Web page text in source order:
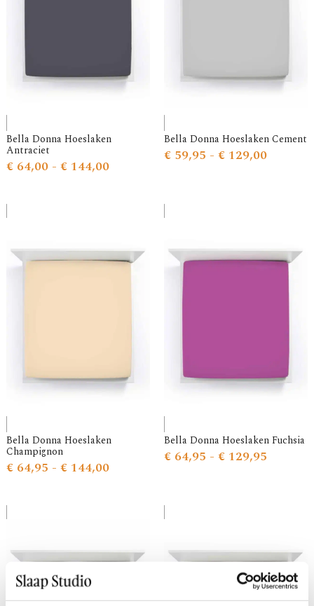
Bella Donna Hoeslaken
Antraciet
€64,00 - €144,00
Bella Donna Hoeslaken Cement
€ 59,95 - € 129,00
Bella Donna Hoeslaken
Champignon
€64,95 - €144,00
Bella Donna Hoeslaken Fuchsia
€ 64,95 - € 129,95